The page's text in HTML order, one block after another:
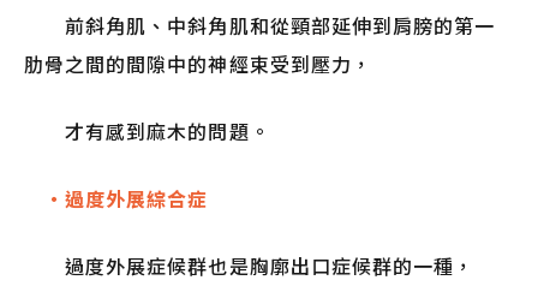
前斜角肌、中斜角肌和從頸部延伸到肩膀的第一
肋骨之間的間隙中的神經束受到壓力，
才有感到麻木的問題。
・過度外展綜合症
過度外展症候群也是胸廓出口症候群的一種，